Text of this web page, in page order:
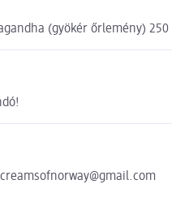
(gyökér őrlemény)